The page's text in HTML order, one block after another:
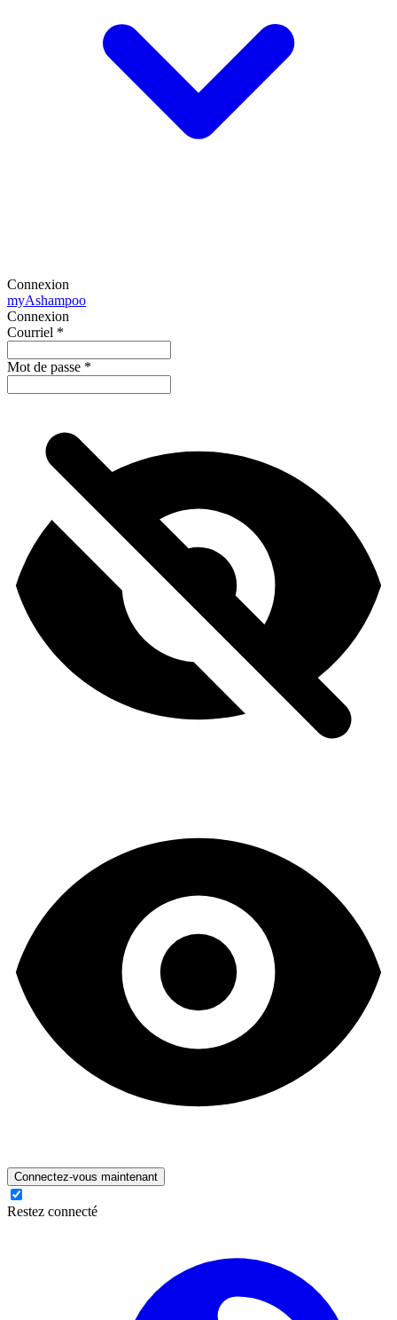
Connexion
myAshampoo
Connexion
Courriel *
Mot de passe *
Connectez-vous maintenant
Restez connecté